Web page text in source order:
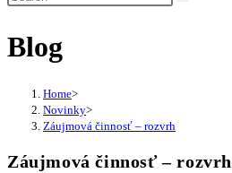
search
Blog
Home>
Novinky>
Záujmová činnosť – rozvrh
Záujmová činnosť – rozvrh